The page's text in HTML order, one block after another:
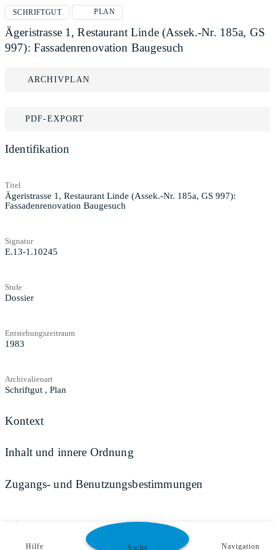
SCHRIFTGUT PLAN
Ägeristrasse 1, Restaurant Linde (Assek.-Nr. 185a, GS
997): Fassadenrenovation Baugesuch
ARCHIVPLAN
PDF-EXPORT
Identifikation
Titel
Ägeristrasse 1, Restaurant Linde (Assek.-Nr. 185a, GS 997):
Fassadenrenovation Baugesuch
Signatur
E.13-1.10245
Stufe
Dossier
Entstehungszeitraum
1983
Archivalienart
Schriftgut , Plan
Kontext
Inhalt und innere Ordnung
Zugangs- und Benutzungsbestimmungen
Teilen
Hilfe Suche Navigation